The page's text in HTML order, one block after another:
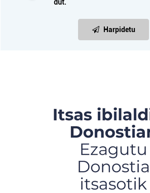
dut.
Harpidetu